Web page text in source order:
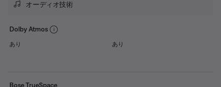
オーディオ技術
Dolby Atmos
あり
Bose TrueSpace
あり